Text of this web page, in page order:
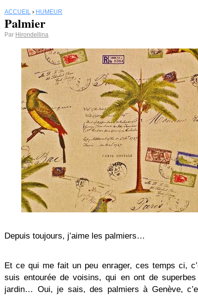
ACCUEIL › HUMEUR
Palmier
Par Hirondellina
Depuis toujours, j’aime les palmiers…
Et ce qui me fait un peu enrager, ces temps ci,
suis entourée de voisins, qui en ont de
jardin… Oui, je sais, des palmiers à Genève,